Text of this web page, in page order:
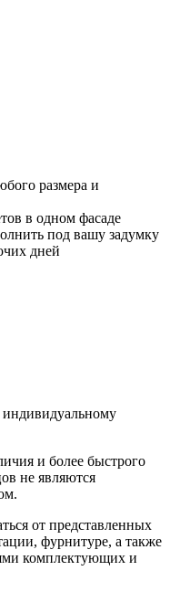
размера и
в одном фасаде
под вашу задумку
дней
и более быстрого
не являются
от представленных
фурнитуре, а также
комплектующих и